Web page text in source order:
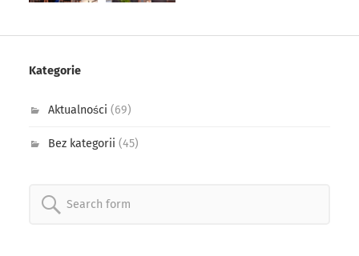
Kategorie
Aktualności (69)
Bez kategorii (45)
Search